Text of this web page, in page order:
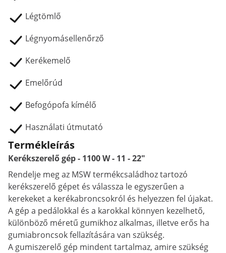
Légtömlő
Légnyomásellenőrző
Kerékemelő
Emelőrúd
Befogópofa kímélő
Használati útmutató
Termékleírás
Kerékszerelő gép - 1100 W - 11 - 22"
Rendelje meg az MSW termékcsaládhoz tartozó
kerékszerelő gépet és válassza le egyszerűen a
kerekeket a kerékabroncsokról és helyezzen fel újakat.
A gép a pedálokkal és a karokkal könnyen kezelhető,
különböző méretű gumikhoz alkalmas, illetve erős ha
gumiabroncsok fellazítására van szükség.
A gumiszerelő gép mindent tartalmaz, amire szükség